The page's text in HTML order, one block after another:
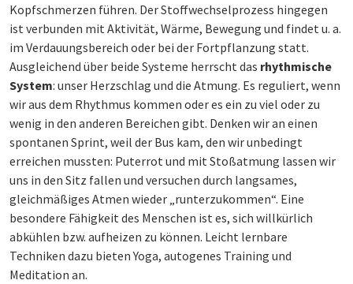
Kopfschmerzen führen. Der Stoffwechselprozess hingegen
ist verbunden mit Aktivität, Wärme, Bewegung und findet u. a.
im Verdauungsbereich oder bei der Fortpflanzung statt.
Ausgleichend über beide Systeme herrscht das rhythmische
System: unser Herzschlag und die Atmung. Es reguliert, wenn
wir aus dem Rhythmus kommen oder es ein zu viel oder zu
wenig in den anderen Bereichen gibt. Denken wir an einen
spontanen Sprint, weil der Bus kam, den wir unbedingt
erreichen mussten: Puterrot und mit Stoßatmung lassen wir
uns in den Sitz fallen und versuchen durch langsames,
gleichmäßiges Atmen wieder „runterzukommen“. Eine
besondere Fähigkeit des Menschen ist es, sich willkürlich
abkühlen bzw. aufheizen zu können. Leicht lernbare
Techniken dazu bieten Yoga, autogenes Training und
Meditation an.